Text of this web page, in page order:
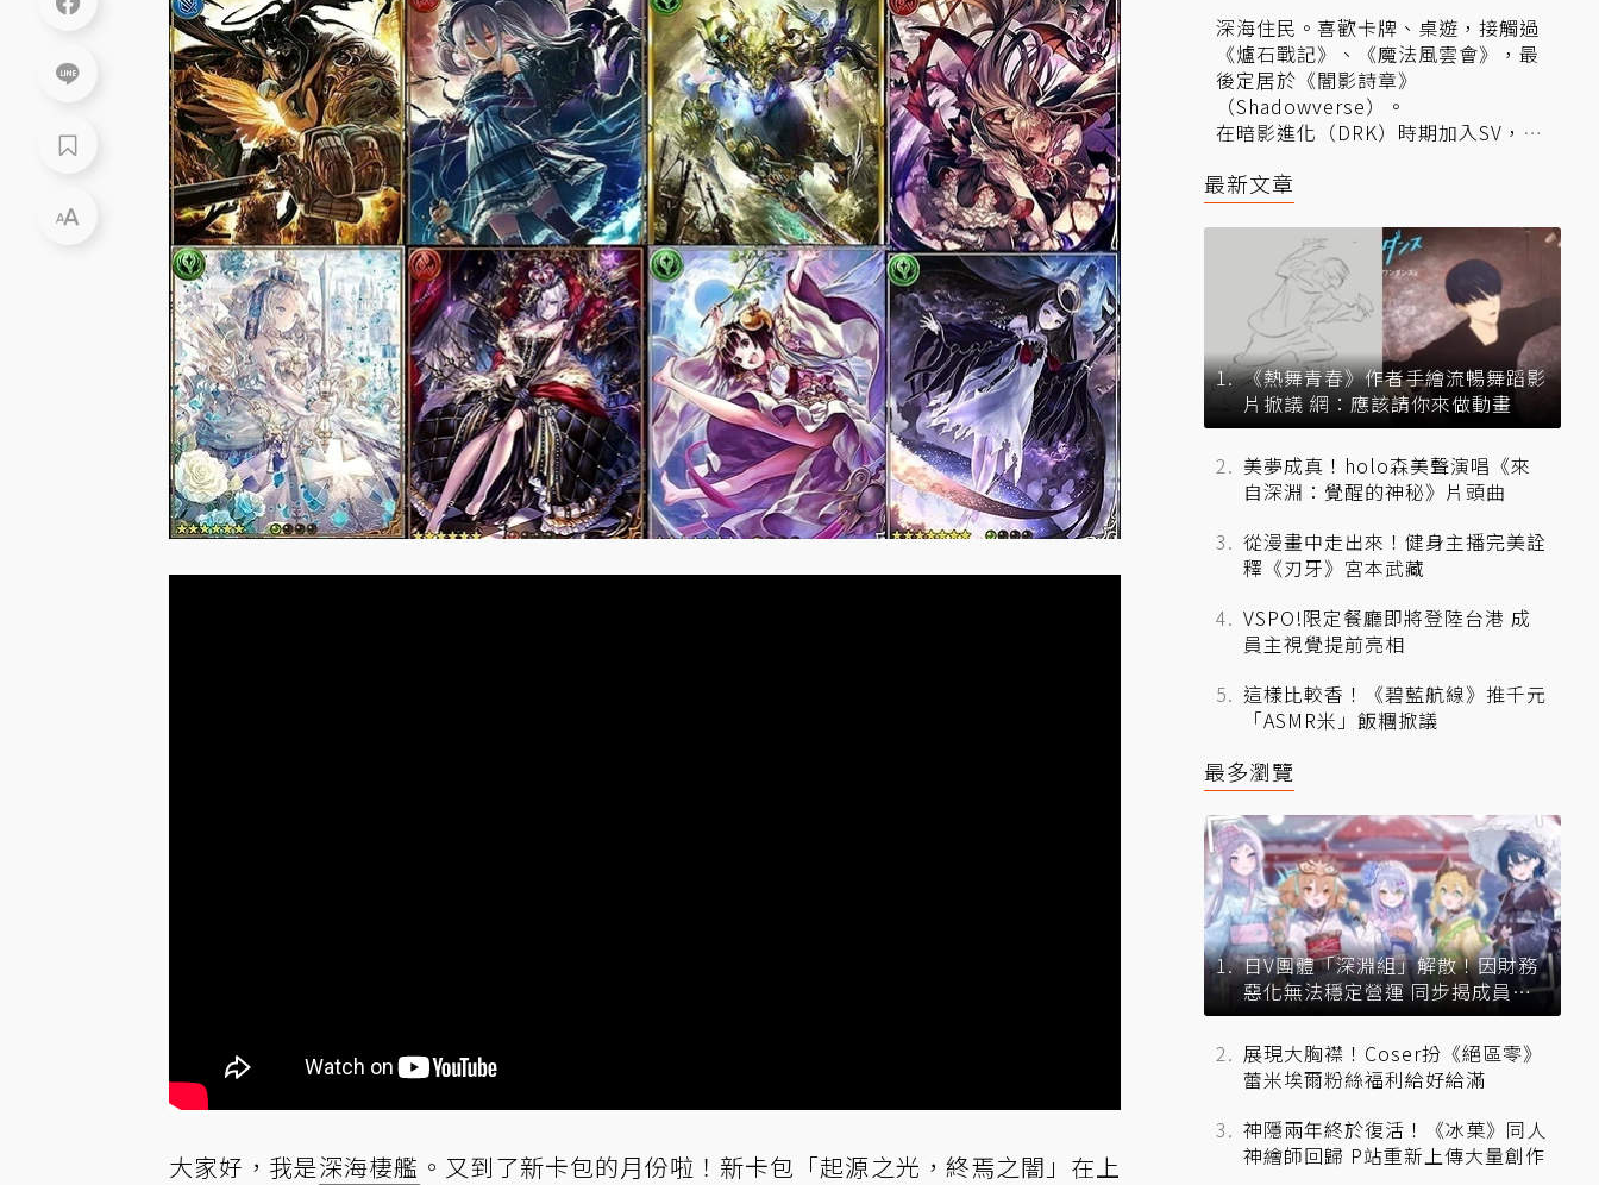
大家好，我是深海棲艦 。又到了新卡包的月份啦！新卡包「起源之光，終焉之闇」在上
深海住民。喜歡卡牌、桌遊，接觸過
《爐石戰記》、《魔法風雲會》，最
後定居於《闇影詩章》
（Shadowverse）。
在暗影進化（DRK）時期加入SV，目
YouTube頻道：
最新文章
《熱舞青春》作者手繪流暢舞蹈影
片掀議 網：應該請你來做動畫
美夢成真！holo森美聲演唱《來
自深淵：覺醒的神秘》片頭曲
從漫畫中走出來！健身主播完美詮
釋《刃牙》宮本武藏
VSPO!限定餐廳即將登陸台港 成
員主視覺提前亮相
這樣比較香！《碧藍航線》推千元
「ASMR米」飯糰掀議
最多瀏覽
日V團體「深淵組」解散！因財務
惡化無法穩定營運 同步揭成員未
來去向
展現大胸襟！Coser扮《絕區零》
蕾米埃爾粉絲福利給好給滿
神隱兩年終於復活！《冰菓》同人
神繪師回歸 P站重新上傳大量創作